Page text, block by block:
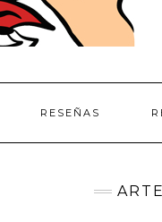
RESEÑAS
ARTE